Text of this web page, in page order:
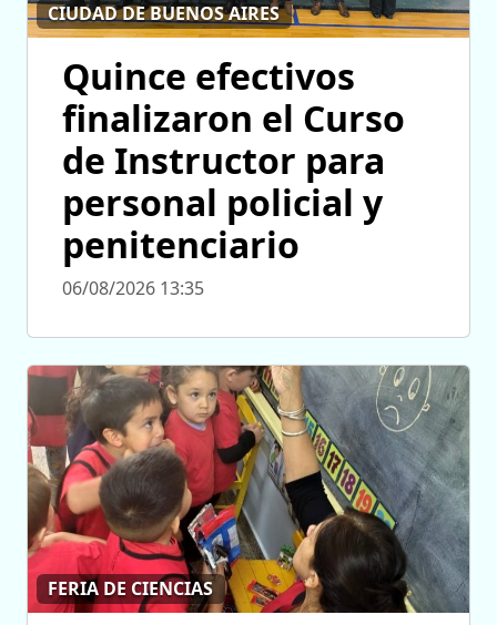
CIUDAD DE BUENOS AIRES
Quince efectivos
finalizaron el Curso
de Instructor para
personal policial y
penitenciario
06/08/2026 13:35
FERIA DE CIENCIAS